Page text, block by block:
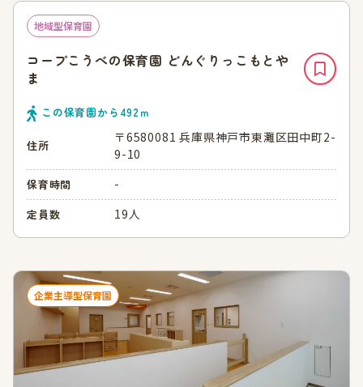
地域型保育園
コープこうべの保育園 どんぐりっこもとや
ま
この保育園から 492ｍ
住所
〒6580081 兵庫県神戸市東灘区田中町2-
9-10
保育時間 -
定員数 19人
企業主導型保育園